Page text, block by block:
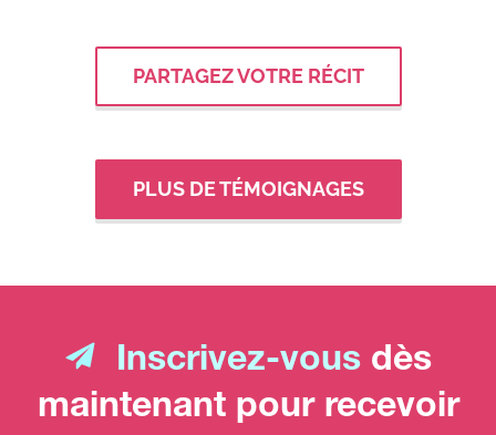
PARTAGEZ VOTRE RÉCIT
PLUS DE TÉMOIGNAGES
Inscrivez-vous dès
maintenant pour recevoir